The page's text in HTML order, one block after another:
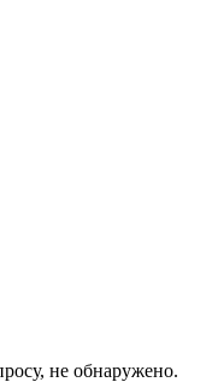
не обнаружено.